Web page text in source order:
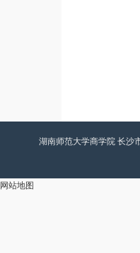
湖南师范大学商学院 长
网站地图